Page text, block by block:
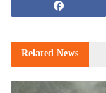
Related News